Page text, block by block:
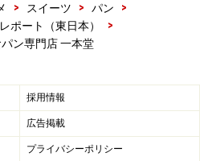
> スイーツ > パン
>
ポート（東日本）
>
ン専門店 一本堂
採用情報
広告掲載
プライバシーポリシー